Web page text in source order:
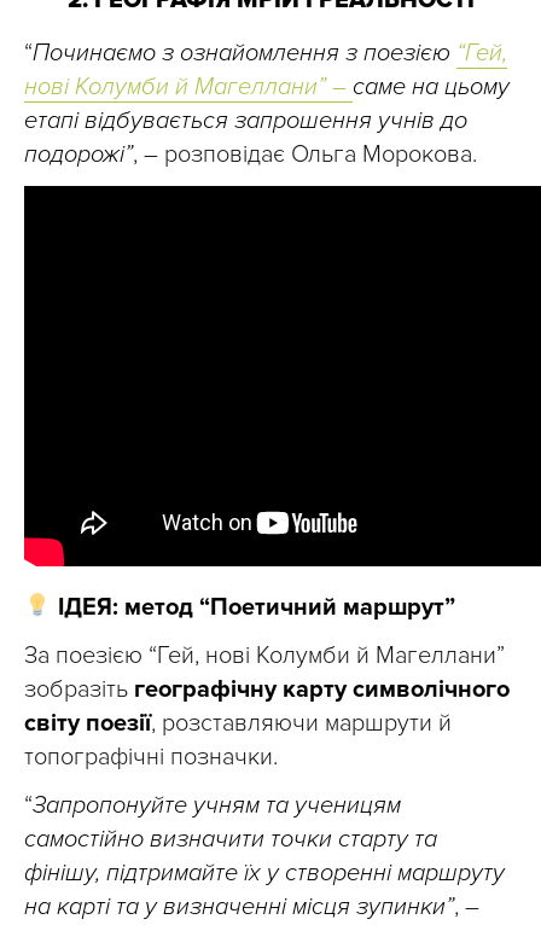
“Починаємо з ознайомлення з поезією “Гей,
нові Колумби й Магеллани” – саме на цьому
етапі відбувається запрошення учнів до
подорожі”, – розповідає Ольга Морокова.
ІДЕЯ: метод “Поетичний маршрут”
За поезією “Гей, нові Колумби й Магеллани”
зобразіть географічну карту символічного
світу поезії, розставляючи маршрути й
топографічні позначки.
“Запропонуйте учням та ученицям
самостійно визначити точки старту та
фінішу, підтримайте їх у створенні маршруту
на карті та у визначенні місця зупинки”, –